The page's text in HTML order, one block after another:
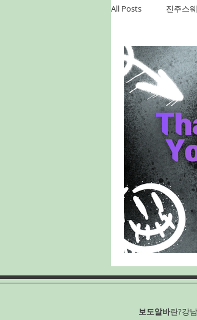
All Posts 진주스
태국마사지구인
룸알바 주
홍대유흥업소
양배추재배
보도알바란?강남